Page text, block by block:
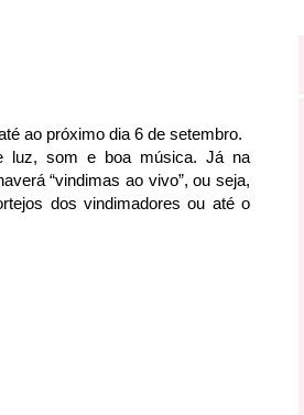
ao próximo dia 6 de setembro.
luz, som e boa música. Já na
“vindimas ao vivo”, ou seja,
dos vindimadores ou até o